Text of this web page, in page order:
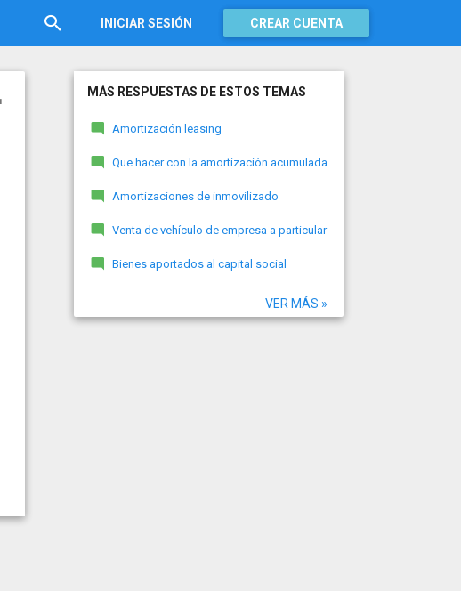
INICIAR SESIÓN CREAR CUENTA
MÁS RESPUESTAS DE ESTOS TEMAS
Amortización leasing
Que hacer con la amortización acumulada
Amortizaciones de inmovilizado
Venta de vehículo de empresa a particular
Bienes aportados al capital social
VER MÁS »